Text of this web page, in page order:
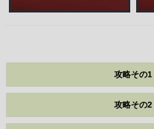
攻略その1
攻略その2